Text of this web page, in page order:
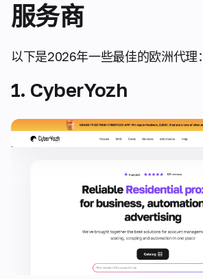
服务商
以下是2026年一些最佳的欧洲代理：
1. CyberYozh